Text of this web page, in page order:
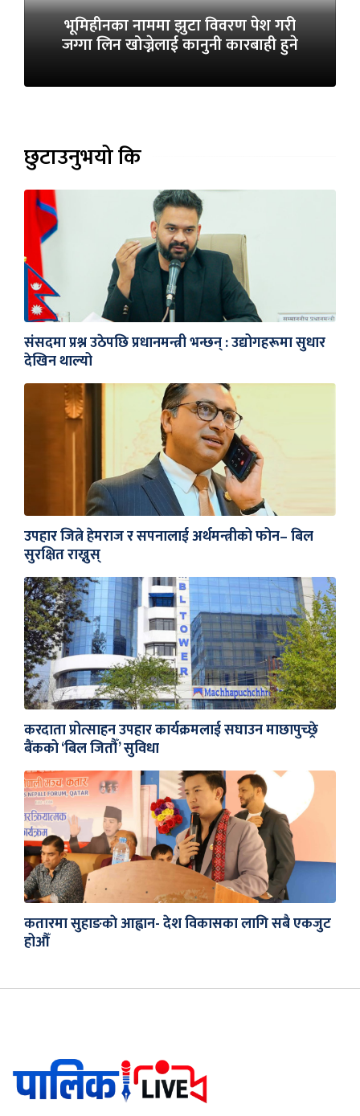
भूमिहीनका नाममा झुटा विवरण पेश गरी
जग्गा लिन खोज्नेलाई कानुनी कारबाही हुने
छुटाउनुभयो कि
संसदमा प्रश्न उठेपछि प्रधानमन्त्री भन्छन् : उद्योगहरूमा सुधार
देखिन थाल्यो
उपहार जित्ने हेमराज र सपनालाई अर्थमन्त्रीको फोन– बिल
सुरक्षित राख्नुस्
करदाता प्रोत्साहन उपहार कार्यक्रमलाई सघाउन माछापुच्छ्रे
बैंकको ‘बिल जितौँ’ सुविधा
कतारमा सुहाङकाे आह्वान- देश विकासका लागि सबै एकजुट
होऔँ